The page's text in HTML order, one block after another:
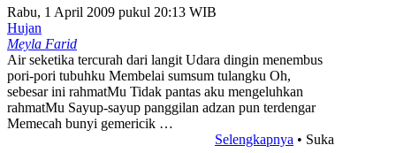
Rabu, 1 April 2009 pukul 20:13 WIB
Hujan
Meyla Farid
Air seketika tercurah dari langit Udara dingin menembus
pori-pori tubuhku Membelai sumsum tulangku Oh,
sebesar ini rahmatMu Tidak pantas aku mengeluhkan
rahmatMu Sayup-sayup panggilan adzan pun terdengar
Memecah bunyi gemericik …
Selengkapnya • Suka